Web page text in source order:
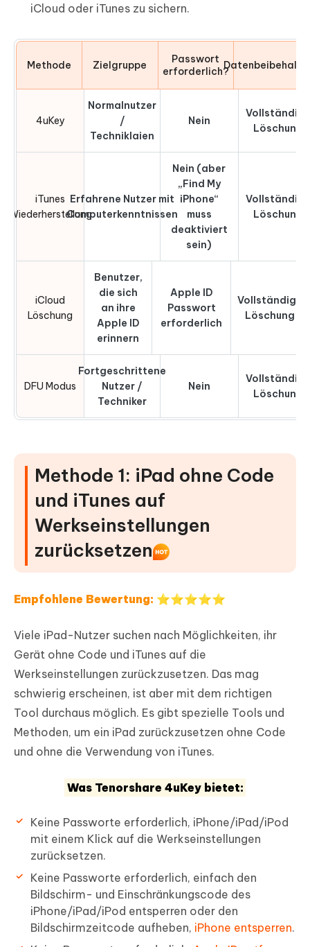
iCloud oder iTunes zu sichern.
Methode Zielgruppe
Passwort
erforderlich?
4uKey
Normalnutzer
/
Techniklaien
Nein
Vollständige
Löschung
iTunes
Wiederherstellung
Erfahrene Nutzer mit
Computerkenntnissen
Nein (aber
„Find My
iPhone“
muss
deaktiviert
sein)
Vollständige
Löschung
iCloud
Löschung
Benutzer,
die sich
an ihre
Apple ID
erinnern
Apple ID
Passwort
erforderlich
Vollständige
Löschung
DFU Modus
Fortgeschrittene
Nutzer /
Techniker
Nein
Vollständige
Löschung
Methode 1: iPad ohne Code
und iTunes auf
Werkseinstellungen
zurücksetzen
Empfohlene Bewertung: ⭐⭐⭐⭐⭐
Viele iPad-Nutzer suchen nach Möglichkeiten, ihr
Gerät ohne Code und iTunes auf die
Werkseinstellungen zurückzusetzen. Das mag
schwierig erscheinen, ist aber mit dem richtigen
Tool durchaus möglich. Es gibt spezielle Tools und
Methoden, um ein iPad zurückzusetzen ohne Code
und ohne die Verwendung von iTunes.
Was Tenorshare 4uKey bietet:
Keine Passworte erforderlich, iPhone/iPad/iPod
mit einem Klick auf die Werkseinstellungen
zurücksetzen.
Keine Passworte erforderlich, einfach den
Bildschirm- und Einschränkungscode des
iPhone/iPad/iPod entsperren oder den
Bildschirmzeitcode aufheben, iPhone entsperren.